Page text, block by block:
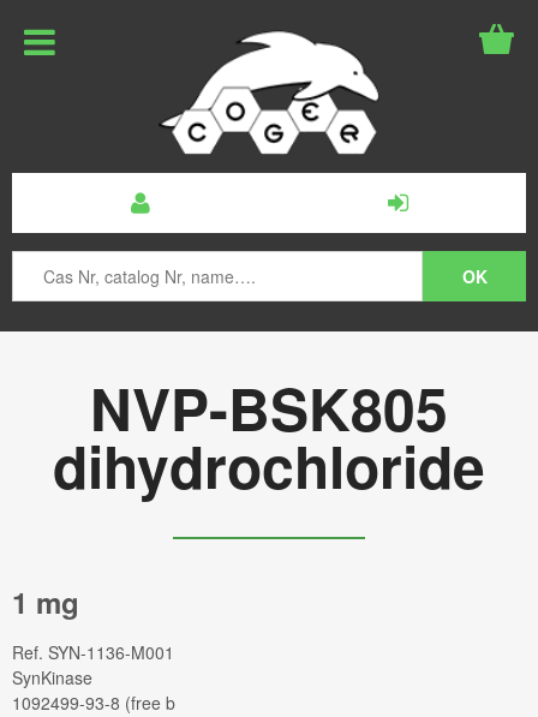
NVP-BSK805
dihydrochloride
1 mg
Ref. SYN-1136-M001
SynKinase
1092499-93-8 (free b